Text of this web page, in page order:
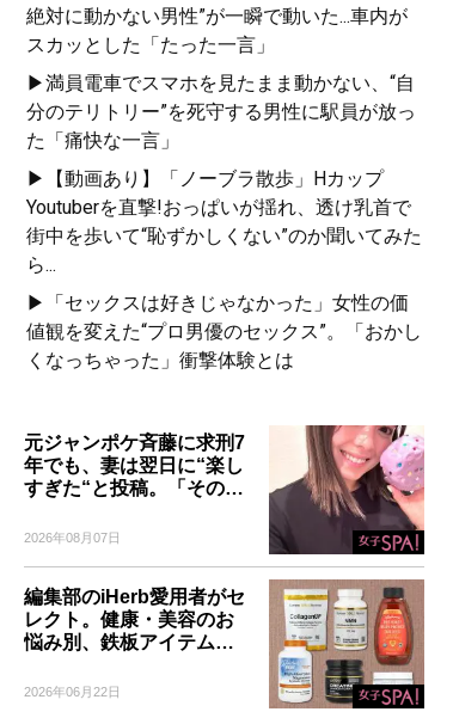
絶対に動かない男性”が一瞬で動いた...車内が
スカッとした「たった一言」
▶満員電車でスマホを見たまま動かない、“自
分のテリトリー”を死守する男性に駅員が放っ
た「痛快な一言」
▶【動画あり】「ノーブラ散歩」Hカップ
Youtuberを直撃!おっぱいが揺れ、透け乳首で
街中を歩いて“恥ずかしくない”のか聞いてみた
ら...
▶「セックスは好きじゃなかった」女性の価
値観を変えた“プロ男優のセックス”。「おかし
くなっちゃった」衝撃体験とは
元ジャンポケ斉藤に求刑7
年でも、妻は翌日に“楽し
すぎた“と投稿。「その…
2026年08月07日
編集部のiHerb愛用者がセ
レクト。健康・美容のお
悩み別、鉄板アイテム…
2026年06月22日